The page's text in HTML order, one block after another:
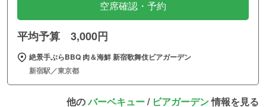
空席確認・予約
平均予算 3,000円
絶景手ぶらBBQ 肉＆海鮮 新宿歌舞伎ビアガーデン
新宿駅／東京都
他のバーベキュー/ ビアガーデン情報を見る